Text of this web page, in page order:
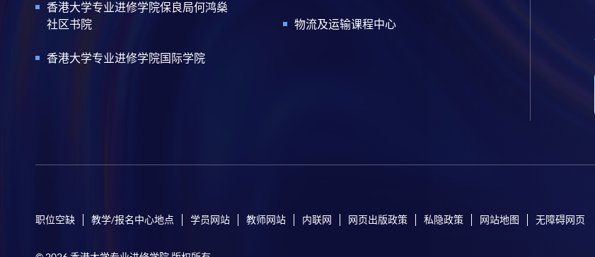
香港大学专业进修学院保良局何鸿燊
社区书院
香港大学专业进修学院国际学院
物流及运输课程中心
职位空缺 教学/报名中心地点 学员网站 教师网站 内联网 网页出版政策 私隐政策 网站地图 无障碍网页